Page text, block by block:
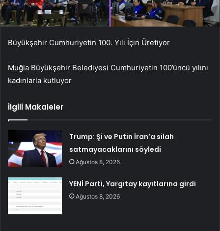
Büyükşehir Cumhuriyetin 100. Yılı İçin Üretiyor
Muğla Büyükşehir Belediyesi Cumhuriyetin 100’üncü yılını
kadınlarla kutluyor
İlgili Makaleler
Trump: Şi ve Putin İran’a silah
satmayacaklarını söyledi
Ağustos 8, 2026
YENİ Parti, Yargıtay kayıtlarına girdi
Ağustos 8, 2026